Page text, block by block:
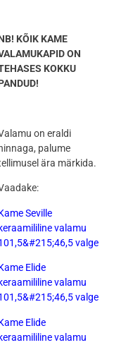
KÕIK KAME
ON
KOKKU
on eraldi
hinnaga, palume
ära märkida.
Seville
keraamililine valamu
valge
Elide
keraamililine valamu
valge
Elide
valamu